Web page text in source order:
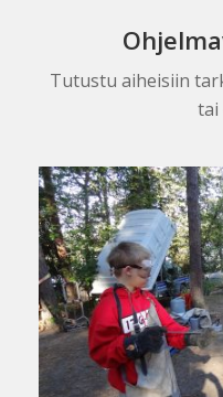
Tutustu aiheisiin
tai